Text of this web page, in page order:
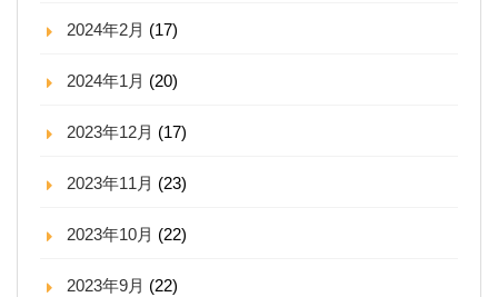
2024年2月 (17)
2024年1月 (20)
2023年12月 (17)
2023年11月 (23)
2023年10月 (22)
2023年9月 (22)